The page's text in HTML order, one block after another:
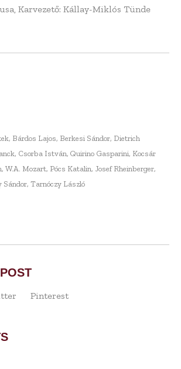
Karvezető: Kállay-Miklós Tünde
Bárdos Lajos, Berkesi Sándor, Dietrich
Csorba István, Quirino Gasparini, Kocsár
W.A. Mozart, Pócs Katalin, Josef Rheinberger,
Sándor, Tarnóczy László
Pinterest